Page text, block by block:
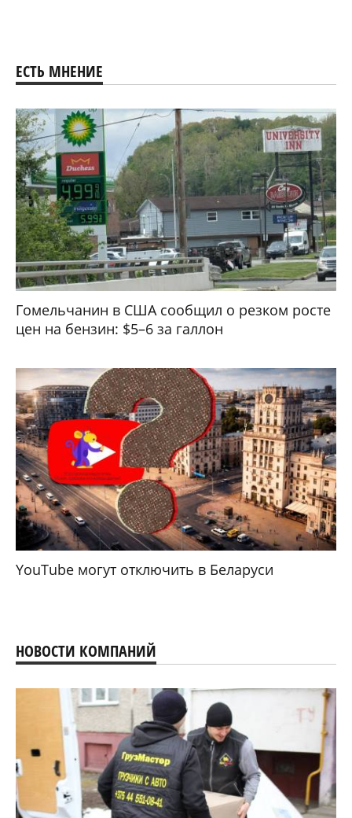
ЕСТЬ МНЕНИЕ
Гомельчанин в США сообщил о резком росте
цен на бензин: $5–6 за галлон
YouTube могут отключить в Беларуси
НОВОСТИ КОМПАНИЙ